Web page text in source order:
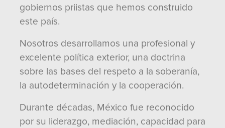
gobiernos priistas que hemos construido
este país.
Nosotros desarrollamos una profesional y
excelente política exterior, una doctrina
sobre las bases del respeto a la soberanía,
la autodeterminación y la cooperación.
Durante décadas, México fue reconocido
por su liderazgo, mediación, capacidad para